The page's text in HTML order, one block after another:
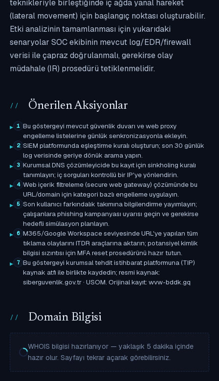
teknikleriyle birleştiğinde iç ağda yanal hareket
(lateral movement) için başlangıç noktası oluşturabilir.
Etki analizinin tamamlanması için yukarıdaki
senaryolar SOC ekibinin mevcut log/EDR/firewall
verisi ile çapraz doğrulanmalı, gerekirse olay
müdahale (IR) prosedürü tetiklenmelidir.
Önerilen Aksiyonlar
1 Bu göstergeyi mevcut güvenlik duvarı ve web proxy
engelleme listelerine günlük senkronizasyonla ekleyin.
2 SIEM platformunda eşleştirme kuralı oluşturun; son 30 günlük
log verisinde geriye dönük arama yapın.
3 Kurumsal DNS çözümleyicide bu kayıt için sinkholing kuralı
tanımlayın; iç sorguları kontrollü bir IP'ye yönlendirin.
4 Web içerik filtreleme (secure web gateway) çözümünde bu
URL/domain için kategori bazlı engelleme uygulayın.
5 Son kullanıcı farkındalık takımına bilgilendirme yayımlayın;
çalışanlara phishing kampanyası uyarısı geçin ve gerekirse
hedefli simülasyon planlayın.
6 M365/Google Workspace seviyesinde URL'ye yapılan tüm
tıklama olaylarını ITDR araçlarına aktarın; potansiyel kimlik
bilgisi sızıntısı için MFA reset prosedürünü hazır tutun.
7 Bu göstergeyi kurumsal tehdit istihbarat platformuna (TIP)
kaynak atfı ile birlikte kaydedin; resmi kaynak:
siberguvenlik.gov.tr · USOM. Orijinal kayıt: wvw-bddk.gq
Domain Bilgisi
WHOIS bilgisi hazırlanıyor — yaklaşık 5 dakika içinde
hazır olur. Sayfayı tekrar açarak görebilirsiniz.